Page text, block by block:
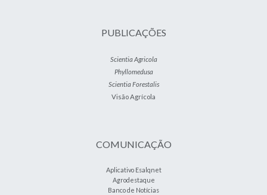
PUBLICAÇÕES
Scientia Agricola
Phyllomedusa
Scientia Forestalis
Visão Agrícola
COMUNICAÇÃO
Aplicativo Esalqnet
Agrodestaque
Banco de Notícias